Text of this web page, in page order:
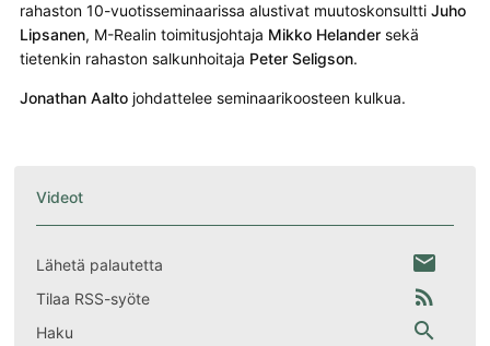
rahaston 10-vuotisseminaarissa alustivat muutoskonsultti Juho
Lipsanen, M-Realin toimitusjohtaja Mikko Helander sekä
tietenkin rahaston salkunhoitaja Peter Seligson.
Jonathan Aalto johdattelee seminaarikoosteen kulkua.
Videot
Lähetä palautetta email
Tilaa RSS-syöte rss_feed
Haku search